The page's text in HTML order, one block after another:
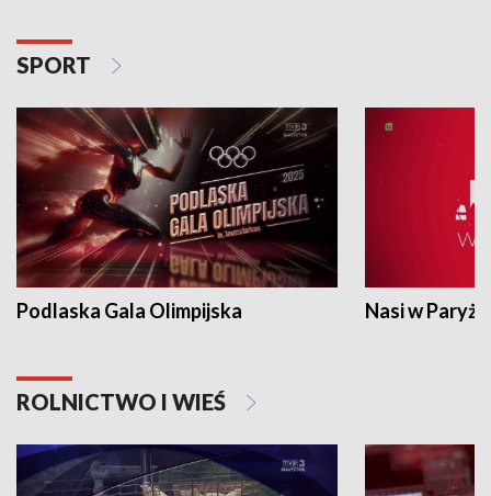
SPORT
Podlaska Gala Olimpijska Nasi w Paryżu
ROLNICTWO I WIEŚ